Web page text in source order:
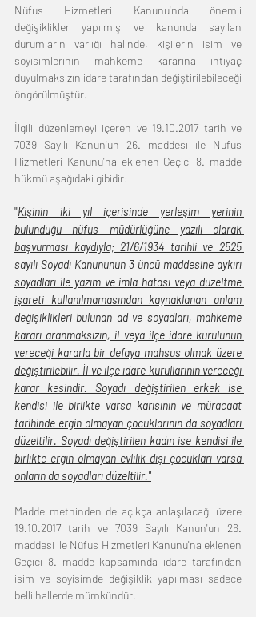
Nüfus Hizmetleri Kanunu'nda önemli
değişiklikler yapılmış ve kanunda sayılan
durumların varlığı halinde, kişilerin isim ve
soyisimlerinin mahkeme kararına ihtiyaç
duyulmaksızın idare tarafından değiştirilebileceği
öngörülmüştür.
İlgili düzenlemeyi içeren ve 19.10.2017 tarih ve
7039 Sayılı Kanun'un 26. maddesi ile Nüfus
Hizmetleri Kanunu'na eklenen Geçici 8. madde
hükmü aşağıdaki gibidir:
"Kişinin iki yıl içerisinde yerleşim yerinin
bulunduğu nüfus müdürlüğüne yazılı olarak
başvurması kaydıyla; 21/6/1934 tarihli ve 2525
sayılı Soyadı Kanununun 3 üncü maddesine aykırı
soyadları ile yazım ve imla hatası veya düzeltme
işareti kullanılmamasından kaynaklanan anlam
değişiklikleri bulunan ad ve soyadları, mahkeme
kararı aranmaksızın, il veya ilçe idare kurulunun
vereceği kararla bir defaya mahsus olmak üzere
değiştirilebilir. İl ve ilçe idare kurullarının vereceği
karar kesindir. Soyadı değiştirilen erkek ise
kendisi ile birlikte varsa karısının ve müracaat
tarihinde ergin olmayan çocuklarının da soyadları
düzeltilir. Soyadı değiştirilen kadın ise kendisi ile
birlikte ergin olmayan evlilik dışı çocukları varsa
onların da soyadları düzeltilir."
Madde metninden de açıkça anlaşılacağı üzere
19.10.2017 tarih ve 7039 Sayılı Kanun'un 26.
maddesi ile Nüfus Hizmetleri Kanunu'na eklenen
Geçici 8. madde kapsamında idare tarafından
isim ve soyisimde değişiklik yapılması sadece
belli hallerde mümkündür.